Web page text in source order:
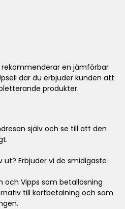
en jämförbar
där du erbjuder kunden att
produkter.
själv och se till att den
Erbjuder vi de smidigaste
och Vipps som betallösning
till kortbetalning och som